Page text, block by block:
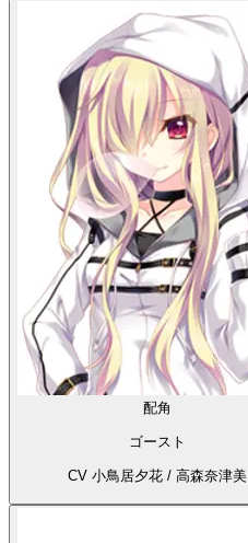
配角
ゴースト
CV 小鳥居夕花 / 高森奈津美